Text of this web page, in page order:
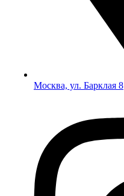
Москва, ул. Барклая 8